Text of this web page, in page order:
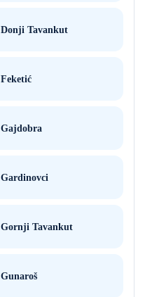
Donji Tavankut
Feketić
Gajdobra
Gardinovci
Gornji Tavankut
Gunaroš